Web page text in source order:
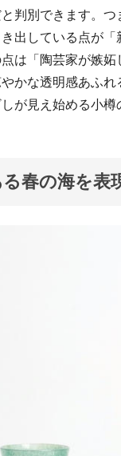
判別できます。
出している点が
は「陶芸家が嫉
かな透明感あふ
が見え始める小
春の海を表